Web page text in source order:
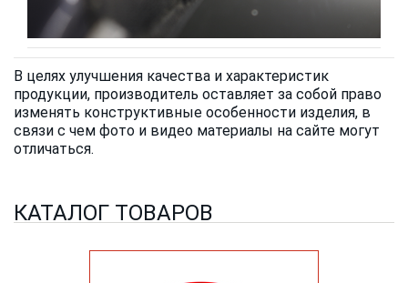
В целях улучшения качества и характеристик
продукции, производитель оставляет за собой право
изменять конструктивные особенности изделия, в
связи с чем фото и видео материалы на сайте могут
отличаться.
КАТАЛОГ ТОВАРОВ